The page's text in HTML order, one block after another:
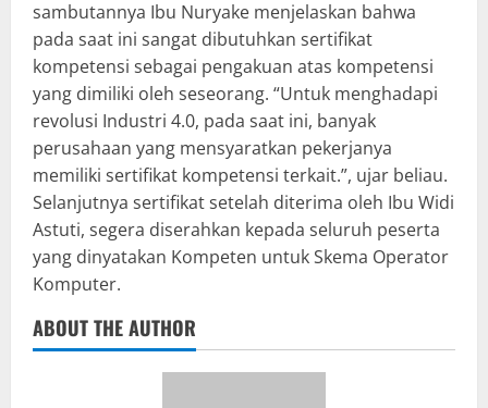
sambutannya Ibu Nuryake menjelaskan bahwa
pada saat ini sangat dibutuhkan sertifikat
kompetensi sebagai pengakuan atas kompetensi
yang dimiliki oleh seseorang. “Untuk menghadapi
revolusi Industri 4.0, pada saat ini, banyak
perusahaan yang mensyaratkan pekerjanya
memiliki sertifikat kompetensi terkait.”, ujar beliau.
Selanjutnya sertifikat setelah diterima oleh Ibu Widi
Astuti, segera diserahkan kepada seluruh peserta
yang dinyatakan Kompeten untuk Skema Operator
Komputer.
ABOUT THE AUTHOR